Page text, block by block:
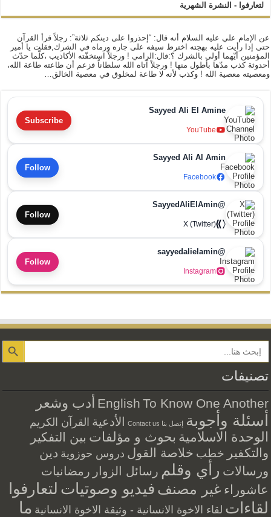
لتعارفوا - النشرة الشهرية
عن الإمام علي عليه السلام أنه قال: “إحذروا على دينكم ثلاثة”: رجلاً قرأ القرآن
حتى إذا رأيت عليه بهجته اخترط سيفه على جاره ورماه في الشرك,فقلت يا أمير
المؤمنين أيّهما أولى بالشرك ؟:قال:الرامي ! ورجلاً استخفّته الأكاذيب ،كلّما حدّث
أحدوثة كذب مدّها بأطول منها ! ورجلاً آتاه الله سلطاناً فزعم أن طاعته طاعة الله،
ومعصيته معصية الله ! وكذب لأنه لا طاعة لمخلوق في معصية الخالق…
Sayyed Ali El Amine
YouTube
Subscribe
Sayyed Ali Al Amin
Facebook
Follow
@SayyedAliElAmin
X (Twitter)
Follow
@sayyedalielamin
Instagram
Follow
Search Button
تصنيفات
English To Know One Another أدب وشعر
أسئلة وأجوبة إتصل بنا Contact us الأدعية القرآن الكريم
الوحدة الاسلامية بحوث و مؤلفات بين التفكير
والتكفير خطب خلاصة القول دروس حوزوية دين
ورسالات رأي وقلم رسائل الزوار رمضانيات
عاشوراء غير مصنف فيديو وصوتيات لتعارفوا
لقاءات لقاء الاخوة الانسانية - وثيقة الاخوة الانسانية ما